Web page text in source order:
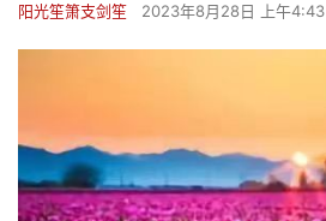
阳光笙箫支剑笙 2023年8月28日 上午4:43